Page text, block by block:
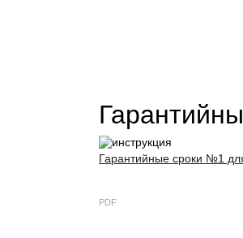
Гарантийные сроки №1
PDF